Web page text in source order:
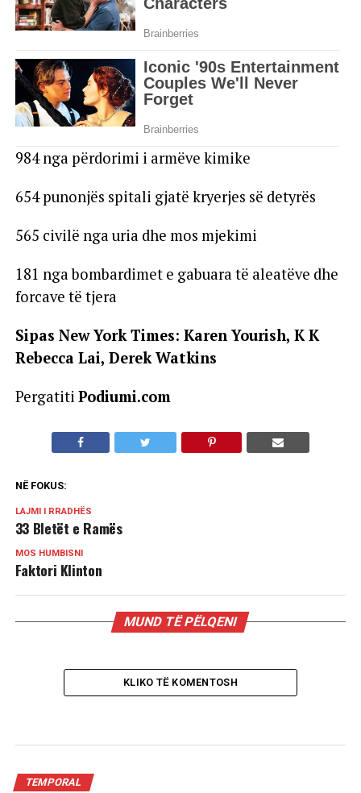
984 nga përdorimi i armëve kimike
654 punonjës spitali gjatë kryerjes së detyrës
565 civilë nga uria dhe mos mjekimi
181 nga bombardimet e gabuara të aleatëve dhe
forcave të tjera
Sipas New York Times: Karen Yourish, K K
Rebecca Lai, Derek Watkins
Pergatiti Podiumi.com
NË FOKUS:
LAJMI I RRADHËS
33 Bletët e Ramës
MOS HUMBISNI
Faktori Klinton
MUND TË PËLQENI
KLIKO TË KOMENTOSH
TEMPORAL